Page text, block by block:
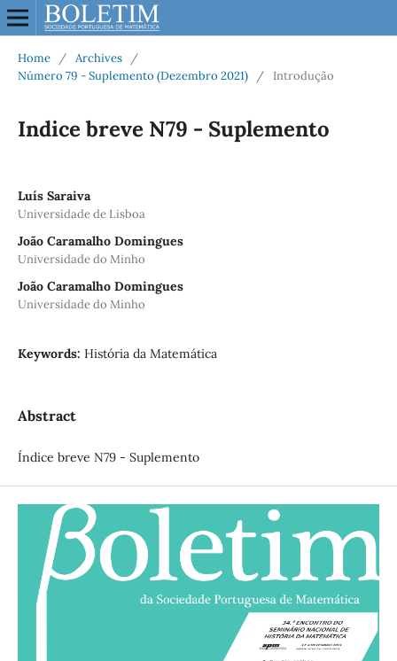
Home / Archives
/
Número 79 - Suplemento (Dezembro 2021)
/ Introdução
Indice breve N79 - Suplemento
Luís Saraiva
Universidade de Lisboa
João Caramalho Domingues
Universidade do Minho
João Caramalho Domingues
Universidade do Minho
Keywords: História da Matemática
Abstract
Índice breve N79 - Suplemento